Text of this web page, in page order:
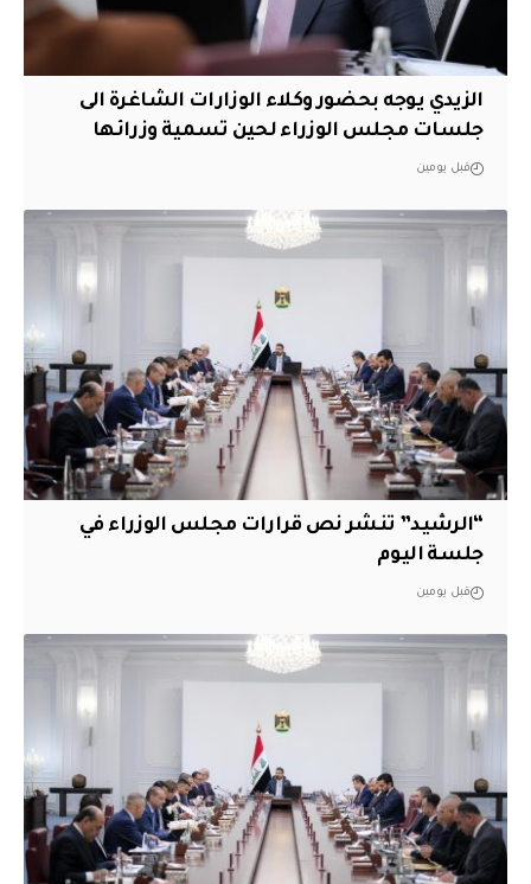
الزيدي يوجه بحضور وكلاء الوزارات الشاغرة الى
جلسات مجلس الوزراء لحين تسمية وزرائها
قبل يومين
“الرشيد” تنشر نص قرارات مجلس الوزراء في
جلسة اليوم
قبل يومين